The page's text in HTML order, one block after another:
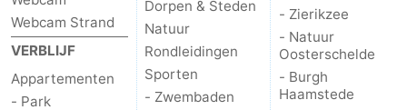
Zwin
Webcam Strand
VERBLIJF
Appartementen
- Park
Dorpen & Steden
Natuur
Rondleidingen
Sporten
- Zwembaden
- Zierikzee
- Natuur
Oosterschelde
- Burgh
Haamstede